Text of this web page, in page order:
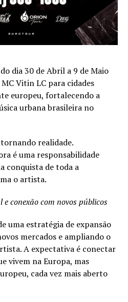
dia 30 de Abril a 9 de Maio
Vitin LC para cidades
europeu, fortalecendo a
urbana brasileira no
realidade.
é uma responsabilidade
conquista de toda a
o artista.
conexão com novos públicos
uma estratégia de expansão
mercados e ampliando o
A expectativa é conectar
vivem na Europa, mas
cada vez mais aberto